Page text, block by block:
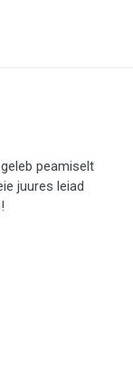
peamiselt
juures leiad